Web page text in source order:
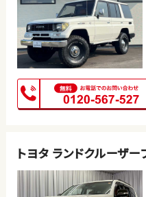
トヨタ ランドクルーザー